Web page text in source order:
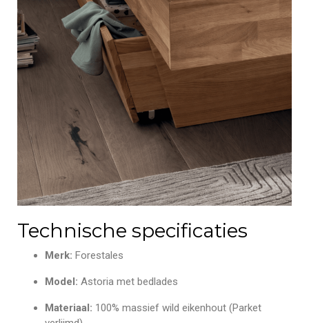
Technische specificaties
Merk: Forestales
Model: Astoria met bedlades
Materiaal: 100% massief wild eikenhout (Parket